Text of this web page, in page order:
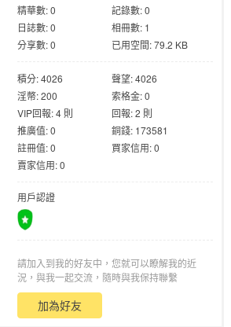
精華數: 0
記錄數: 0
日誌數: 0
相冊數: 1
分享數: 0
已用空間: 79.2 KB
積分: 4026
聲望: 4026
淫幣: 200
索格金: 0
VIP回報: 4 則
回報: 2 則
推廣值: 0
銅錢: 173581
註冊值: 0
買家信用: 0
賣家信用: 0
用戶認證
請加入到我的好友中，您就可以瞭解我的近
況，與我一起交流，隨時與我保持聯繫
加為好友